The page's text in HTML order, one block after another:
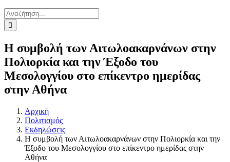
Αναζήτηση
για:
Η συμβολή των Αιτωλοακαρνάνων στην
Πολιορκία και την Έξοδο του
Μεσολογγίου στο επίκεντρο ημερίδας
στην Αθήνα
Αρχική
Πολιτισμός
Εκδηλώσεις
Η συμβολή των Αιτωλοακαρνάνων στην Πολιορκία και την
Έξοδο του Μεσολογγίου στο επίκεντρο ημερίδας στην
Αθήνα